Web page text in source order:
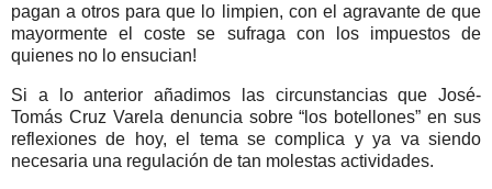
pagan a otros para que lo limpien, con el agravante de que
mayormente el coste se sufraga con los impuestos de
quienes no lo ensucian!
Si a lo anterior añadimos las circunstancias que José-
Tomás Cruz Varela denuncia sobre “los botellones” en sus
reflexiones de hoy, el tema se complica y ya va siendo
necesaria una regulación de tan molestas actividades.